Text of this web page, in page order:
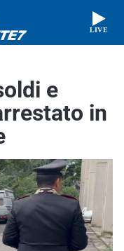
LIVE
e
in